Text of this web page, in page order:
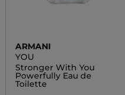
ARMANI
YOU
Stronger With You
Powerfully Eau de
Toilette